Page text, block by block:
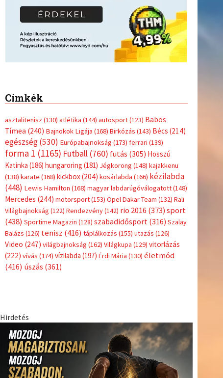
Címkék
asztalitenisz (130) atlétika (144) autosport(123) Babos
Tímea (240) Bajnokok Ligája (168) Birkózás (143) Bécs (214)
egészség(530) Európabajnokság (173) ferrari (139)
forma 1 (1165) Futball(760) futás (305) Hosszú
Katinka (186) hungaroring (181) Jégkorong (148) kajakkenu
(138) karate (168) kickbox(204) kosárlabda (166) kézilabda
(448) Lewis Hamilton (168) magyar labdarúgóválogatott(148)
Mercedes (244) motorsport(153) Opel Dakar Team (132) Rali
Világbajnokság (122) Rendezvény(142) rio 2016 (373) sport
(438) Sportime Magazin (128) szabadidősport (316) Szalay
Balázs (126) tenisz (416) táplálkozás (155) utazás (126)
Video (247) világbajnokság (162) Világkupa (129) vitorlázás
(222) vívás (174) vízilabda (197) Érdi Mária (130) életmód
(416) úszás (361)
Hirdetés